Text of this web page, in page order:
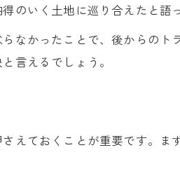
体験談から導く一宮市で理想
実体験から学ぶ一宮市の
理想の家づくりへ繋がる
一宮市で満足度が高い土
のいく土地に巡り合えたと語
なかったことで、後からの
言えるでしょう。
えておくことが重要です。